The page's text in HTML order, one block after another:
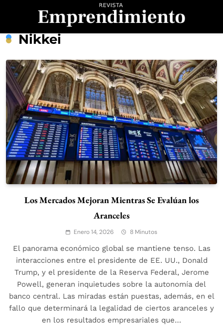
Revista
Emprendimiento
Nikkei
Los Mercados Mejoran Mientras Se Evalúan los
Aranceles
Enero 14, 2026 8 Minutos
El panorama económico global se mantiene tenso. Las
interacciones entre el presidente de EE. UU., Donald
Trump, y el presidente de la Reserva Federal, Jerome
Powell, generan inquietudes sobre la autonomía del
banco central. Las miradas están puestas, además, en el
fallo que determinará la legalidad de ciertos aranceles y
en los resultados empresariales que…